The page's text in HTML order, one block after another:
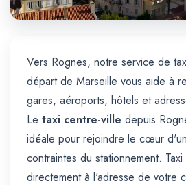
Vers Rognes, notre service de
départ de Marseille vous aide à
gares, aéroports, hôtels et
Le taxi centre-ville depuis
idéale pour rejoindre le cœur
contraintes du stationnement.
directement à l'adresse de votre